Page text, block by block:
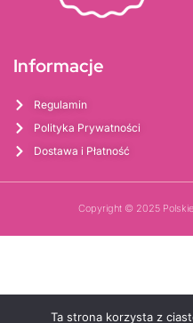
Informacje
Regulamin
Polityka Prywatności
Dostawa i Płatność
Copyright © 2025 Polskie
Ta strona korzysta z